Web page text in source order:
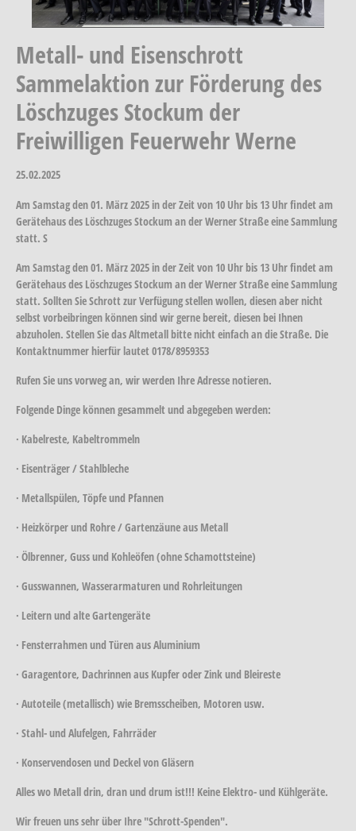
Metall- und Eisenschrott
Sammelaktion zur Förderung des
Löschzuges Stockum der
Freiwilligen Feuerwehr Werne
25.02.2025
Am Samstag den 01. März 2025 in der Zeit von 10 Uhr bis 13 Uhr findet am
Gerätehaus des Löschzuges Stockum an der Werner Straße eine Sammlung
statt. S
Am Samstag den 01. März 2025 in der Zeit von 10 Uhr bis 13 Uhr findet am
Gerätehaus des Löschzuges Stockum an der Werner Straße eine Sammlung
statt. Sollten Sie Schrott zur Verfügung stellen wollen, diesen aber nicht
selbst vorbeibringen können sind wir gerne bereit, diesen bei Ihnen
abzuholen. Stellen Sie das Altmetall bitte nicht einfach an die Straße. Die
Kontaktnummer hierfür lautet 0178/8959353
Rufen Sie uns vorweg an, wir werden Ihre Adresse notieren.
Folgende Dinge können gesammelt und abgegeben werden:
· Kabelreste, Kabeltrommeln
· Eisenträger / Stahlbleche
· Metallspülen, Töpfe und Pfannen
· Heizkörper und Rohre / Gartenzäune aus Metall
· Ölbrenner, Guss und Kohleöfen (ohne Schamottsteine)
· Gusswannen, Wasserarmaturen und Rohrleitungen
· Leitern und alte Gartengeräte
· Fensterrahmen und Türen aus Aluminium
· Garagentore, Dachrinnen aus Kupfer oder Zink und Bleireste
· Autoteile (metallisch) wie Bremsscheiben, Motoren usw.
· Stahl- und Alufelgen, Fahrräder
· Konservendosen und Deckel von Gläsern
Alles wo Metall drin, dran und drum ist!!! Keine Elektro- und Kühlgeräte.
Wir freuen uns sehr über Ihre "Schrott-Spenden".